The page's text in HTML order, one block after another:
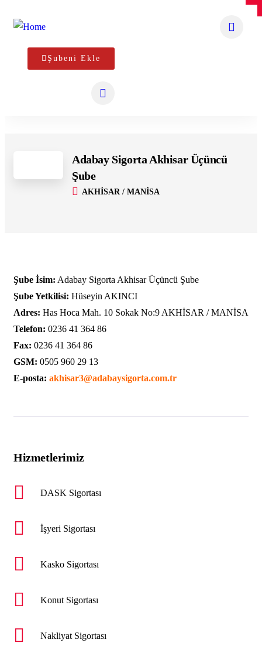
Şubeni Ekle
Adabay Sigorta Akhisar Üçüncü
Şube
AKHİSAR / MANİSA
Şube İsim: Adabay Sigorta Akhisar Üçüncü Şube
Şube Yetkilisi: Hüseyin AKINCI
Adres: Has Hoca Mah. 10 Sokak No:9 AKHİSAR / MANİSA
Telefon: 0236 41 364 86
Fax: 0236 41 364 86
GSM: 0505 960 29 13
E-posta: akhisar3@adabaysigorta.com.tr
Hizmetlerimiz
DASK Sigortası
İşyeri Sigortası
Kasko Sigortası
Konut Sigortası
Nakliyat Sigortası
×
×